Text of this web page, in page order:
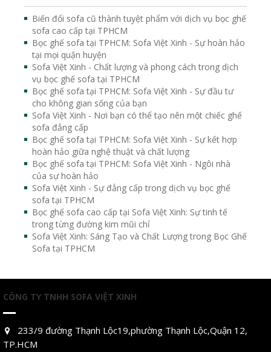
Biến đổi sofa cũ thành tuyệt phẩm với dịch vụ bọc ghế
sofa cao cấp tại TPHCM
Bọc ghế sofa tại TPHCM: Sofa Việt Xinh - Sự hoàn hảo
tại mọi quận huyện
Sofa Việt Xinh - Chất lượng và phong cách trong dịch
vụ bọc ghế sofa tại TPHCM
Bọc ghế sofa tại TPHCM: Sofa Việt Xinh - Sự đầu tư
cho không gian sống của bạn
Sofa Việt Xinh - Nơi bạn có thể tạo nên một chiếc ghế
sofa đẳng cấp
Bọc ghế sofa tại TPHCM: Sofa Việt Xinh - Sự kết hợp
hoàn hảo giữa nghệ thuật và chất lượng
Bọc ghế sofa tại TPHCM: Sofa Việt Xinh - Ngôi nhà
của sự hoàn hảo
Sofa Việt Xinh - Sự đẳng cấp trong dịch vụ bọc ghế
sofa tại TPHCM
Bọc ghế sofa cao cấp tại Sofa Việt Xinh: Sự tinh tế
trong từng đường kim mũi chỉ
Sofa Việt Xinh: Sáng Tạo và Chất Lượng trong Bọc Ghế
Sofa tại TPHCM
CÔNG TY TNHH SOFA VIỆT XINH
233/9 đường Thạnh Lộc19,phường Thạnh Lộc,Quận 12,
TP.HCM